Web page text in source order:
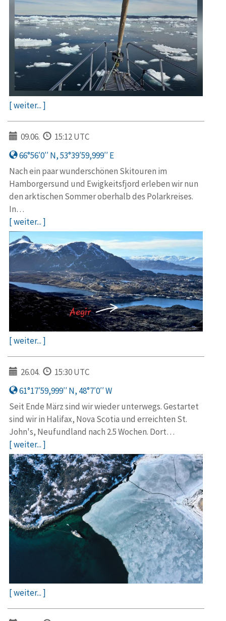
[ weiter... ]
09.06.
15:12 UTC
66°56′0′′ N, 53°39′59,999′′ E
Nach ein paar wunderschönen Skitouren im
Hamborgersund und Ewigkeitsfjord erleben wir nun
den arktischen Sommer oberhalb des Polarkreises.
In…
[ weiter... ]
[ weiter... ]
26.04.
15:30 UTC
61°17′59,999′′ N, 48°7′0′′ W
Seit Ende März sind wir wieder unterwegs. Gestartet
sind wir in Halifax, Nova Scotia und erreichten St.
John's, Neufundland nach 2.5 Wochen. Dort…
[ weiter... ]
[ weiter... ]